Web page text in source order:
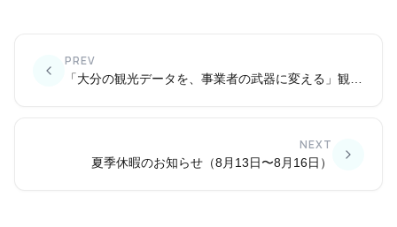
PREV
NEXT
夏季休暇のお知らせ（8月13日〜8月16日）